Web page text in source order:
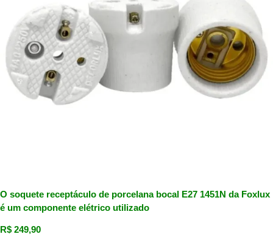
O soquete receptáculo de porcelana bocal E27 1451N da Foxlux
é um componente elétrico utilizado
R$ 249,90